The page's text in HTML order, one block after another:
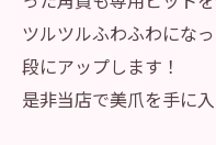
ツルツルふわふわにな
段にアップします！
是非当店で美爪を手に